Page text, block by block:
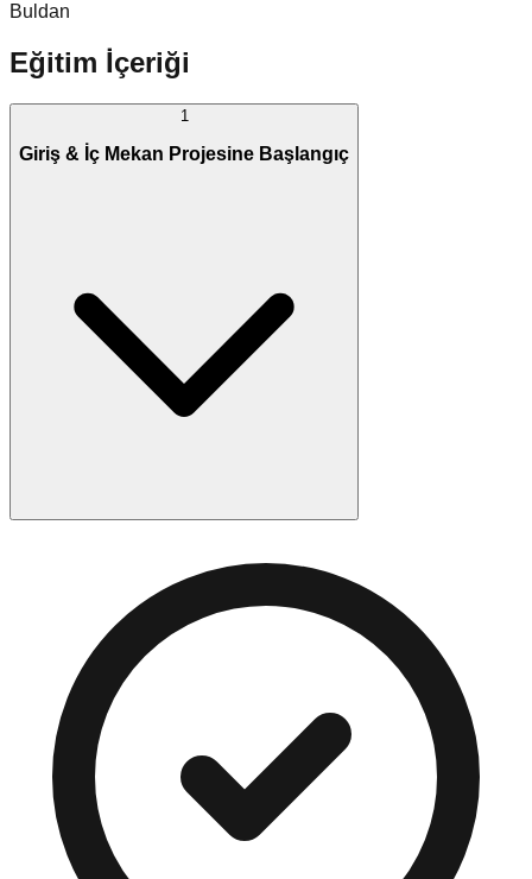
Buldan
Eğitim İçeriği
1
Giriş & İç Mekan Projesine Başlangıç